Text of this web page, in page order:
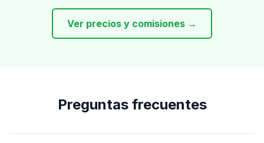
Ver precios y comisiones →
Preguntas frecuentes